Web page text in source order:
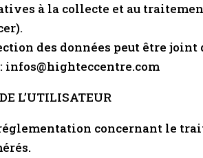
à la collecte et au
des données peut être
infos@highteccentre.com
L’UTILISATEUR
concernant le